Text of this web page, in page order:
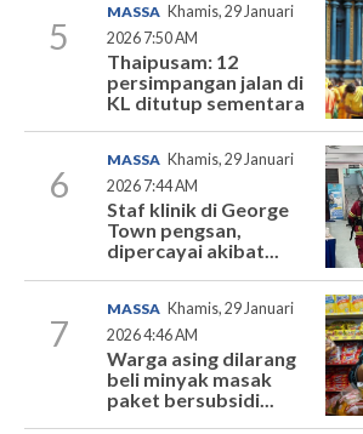
5
MASSA Khamis, 29 Januari
2026 7:50 AM
Thaipusam: 12
persimpangan jalan di
KL ditutup sementara
6
MASSA Khamis, 29 Januari
2026 7:44 AM
Staf klinik di George
Town pengsan,
dipercayai akibat...
7
MASSA Khamis, 29 Januari
2026 4:46 AM
Warga asing dilarang
beli minyak masak
paket bersubsidi...